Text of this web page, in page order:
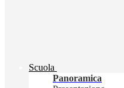
Scuola
Panoramica